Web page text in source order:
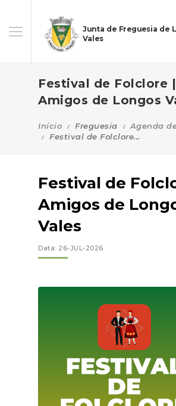
Junta de Freguesia de
Vales
Festival de Folclore |
Amigos de Longos
Início Freguesia
Agenda
Festival de Folclore...
Festival de
Amigos de
Vales
Data: 26-JUL-2026